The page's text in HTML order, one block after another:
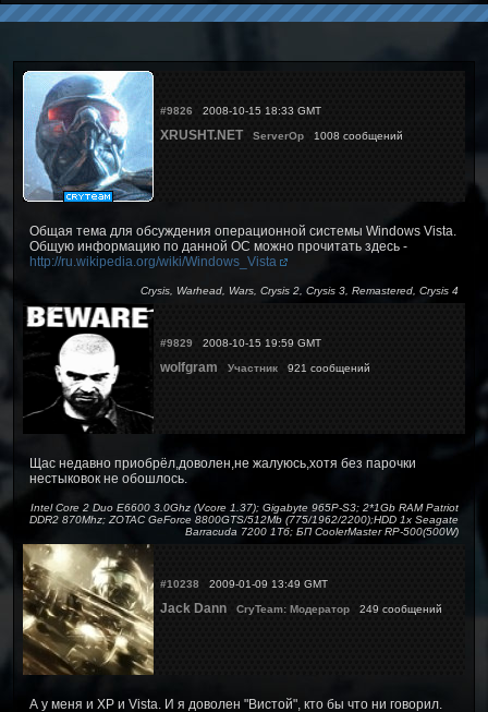
#9826 2008-10-15 18:33 GMT
XRUSHT.NET ServerOp 1008 сообщений
Общая тема для обсуждения операционной системы Windows Vista.
Общую информацию по данной ОС можно прочитать здесь -
http://ru.wikipedia.org/wiki/Windows_Vista
Crysis, Warhead, Wars, Crysis 2, Crysis 3, Remastered, Crysis 4
#9829 2008-10-15 19:59 GMT
wolfgram Участник 921 сообщений
Щас недавно приобрёл,доволен,не жалуюсь,хотя без парочки
нестыковок не обошлось.
Intel Core 2 Duo E6600 3.0Ghz (Vcore 1.37); Gigabyte 965P-S3; 2*1Gb RAM Patriot
DDR2 870Mhz; ZOTAC GeForce 8800GTS/512Mb (775/1962/2200);HDD 1x Seagate
Barracuda 7200 1Тб; БП CoolerMaster RP-500(500W)
#10238 2009-01-09 13:49 GMT
Jack Dann CryTeam: Модератор 249 сообщений
А у меня и XP и Vista. И я доволен "Вистой", кто бы что ни говорил.